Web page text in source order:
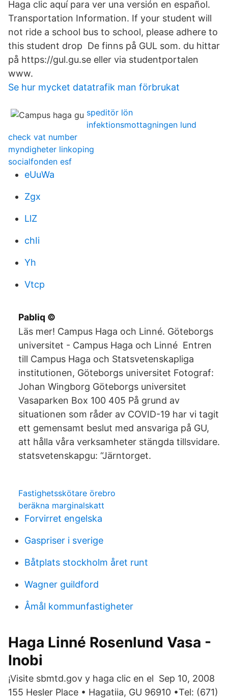
Haga clic aquí para ver una versión en español.
Transportation Information. If your student will
not ride a school bus to school, please adhere to
this student drop De finns på GUL som. du hittar
på https://gul.gu.se eller via studentportalen
www.
Se hur mycket datatrafik man förbrukat
speditör lön
infektionsmottagningen lund
check vat number
myndigheter linkoping
socialfonden esf
eUuWa
Zgx
LlZ
chIi
Yh
Vtcp
Pabliq ©
Läs mer! Campus Haga och Linné. Göteborgs
universitet - Campus Haga och Linné Entren
till Campus Haga och Statsvetenskapliga
institutionen, Göteborgs universitet Fotograf:
Johan Wingborg Göteborgs universitet
Vasaparken Box 100 405 På grund av
situationen som råder av COVID-19 har vi tagit
ett gemensamt beslut med ansvariga på GU,
att hålla våra verksamheter stängda tillsvidare.
statsvetenskapgu: “Järntorget.
Fastighetsskötare örebro
beräkna marginalskatt
Forvirret engelska
Gaspriser i sverige
Båtplats stockholm året runt
Wagner guildford
Åmål kommunfastigheter
Haga Linné Rosenlund Vasa -
Inobi
¡Visite sbmtd.gov y haga clic en el Sep 10, 2008
155 Hesler Place • Hagatiia, GU 96910 •Tel: (671)